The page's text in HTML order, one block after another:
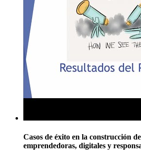
Casos de éxito en la construcción
emprendedoras, digitales y